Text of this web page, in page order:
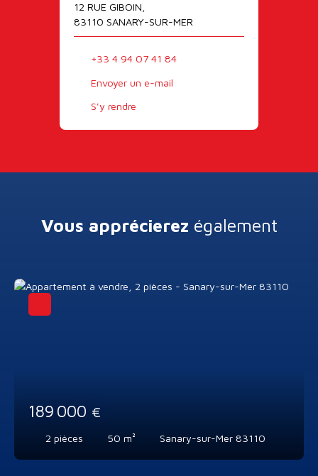
12 RUE GIBOIN,
83110 SANARY-SUR-MER
+33 4 94 07 41 84
Envoyer un e-mail
S'y rendre
Vous apprécierez également
189 000 €
2 pièces 50 m² Sanary-sur-Mer 83110